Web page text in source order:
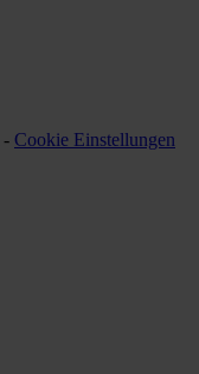
- Cookie Einstellungen